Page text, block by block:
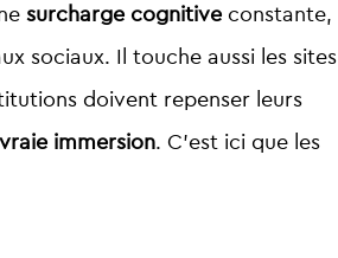
surcharge cognitive constante,
sociaux. Il touche aussi les sites
doivent repenser leurs
immersion. C’est ici que les